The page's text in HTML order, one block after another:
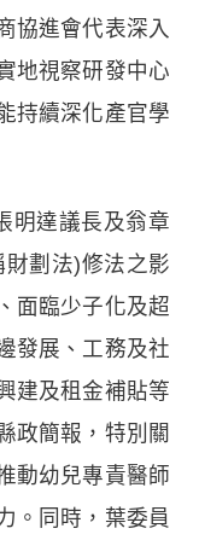
協進會代表深入
地視察研發中心
持續深化產官學
明達議長及翁章
劃法)修法之影
面臨少子化及超
發展、工務及社
建及租金補貼等
政簡報，特別關
動幼兒專責醫師
。同時，葉委員